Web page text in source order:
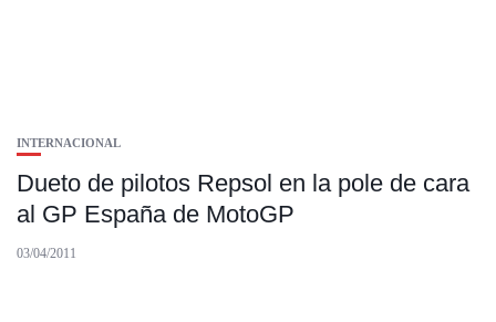
INTERNACIONAL
Dueto de pilotos Repsol en la pole de cara
al GP España de MotoGP
03/04/2011